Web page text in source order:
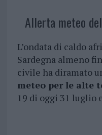
Allerta meteo
L’ondata di caldo
Sardegna almeno
civile ha diramato
meteo per le alte
19 di oggi 31 luglio